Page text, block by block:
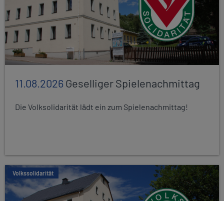
11.08.2026Geselliger Spielenachmittag
Die Volksolidarität lädt ein zum Spielenachmittag!
Volkssolidarität